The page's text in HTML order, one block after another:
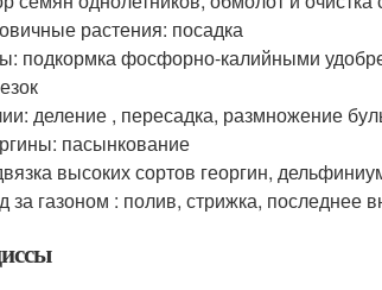
растения: посадка
подкормка фосфорно-калийными
деление , пересадка, размножение
пасынкование
высоких сортов георгин,
за газоном : полив, стрижка, последнее